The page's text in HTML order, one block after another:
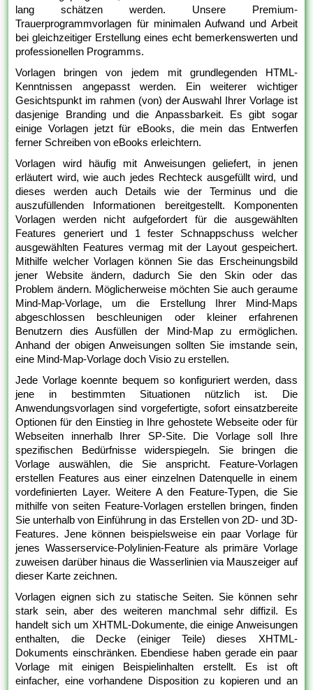
lang schätzen werden. Unsere Premium-
Trauerprogrammvorlagen für minimalen Aufwand und Arbeit
bei gleichzeitiger Erstellung eines echt bemerkenswerten und
professionellen Programms.
Vorlagen bringen von jedem mit grundlegenden HTML-
Kenntnissen angepasst werden. Ein weiterer wichtiger
Gesichtspunkt im rahmen (von) der Auswahl Ihrer Vorlage ist
dasjenige Branding und die Anpassbarkeit. Es gibt sogar
einige Vorlagen jetzt für eBooks, die mein das Entwerfen
ferner Schreiben von eBooks erleichtern.
Vorlagen wird häufig mit Anweisungen geliefert, in jenen
erläutert wird, wie auch jedes Rechteck ausgefüllt wird, und
dieses werden auch Details wie der Terminus und die
auszufüllenden Informationen bereitgestellt. Komponenten
Vorlagen werden nicht aufgefordert für die ausgewählten
Features generiert und 1 fester Schnappschuss welcher
ausgewählten Features vermag mit der Layout gespeichert.
Mithilfe welcher Vorlagen können Sie das Erscheinungsbild
jener Website ändern, dadurch Sie den Skin oder das
Problem ändern. Möglicherweise möchten Sie auch geraume
Mind-Map-Vorlage, um die Erstellung Ihrer Mind-Maps
abgeschlossen beschleunigen oder kleiner erfahrenen
Benutzern dies Ausfüllen der Mind-Map zu ermöglichen.
Anhand der obigen Anweisungen sollten Sie imstande sein,
eine Mind-Map-Vorlage doch Visio zu erstellen.
Jede Vorlage koennte bequem so konfiguriert werden, dass
jene in bestimmten Situationen nützlich ist. Die
Anwendungsvorlagen sind vorgefertigte, sofort einsatzbereite
Optionen für den Einstieg in Ihre gehostete Webseite oder für
Webseiten innerhalb Ihrer SP-Site. Die Vorlage soll Ihre
spezifischen Bedürfnisse widerspiegeln. Sie bringen die
Vorlage auswählen, die Sie anspricht. Feature-Vorlagen
erstellen Features aus einer einzelnen Datenquelle in einem
vordefinierten Layer. Weitere A den Feature-Typen, die Sie
mithilfe von seiten Feature-Vorlagen erstellen bringen, finden
Sie unterhalb von Einführung in das Erstellen von 2D- und 3D-
Features. Jene können beispielsweise ein paar Vorlage für
jenes Wasserservice-Polylinien-Feature als primäre Vorlage
zuweisen darüber hinaus die Wasserlinien via Mauszeiger auf
dieser Karte zeichnen.
Vorlagen eignen sich zu statische Seiten. Sie können sehr
stark sein, aber des weiteren manchmal sehr diffizil. Es
handelt sich um XHTML-Dokumente, die einige Anweisungen
enthalten, die Decke (einiger Teile) dieses XHTML-
Dokuments einschränken. Ebendiese haben gerade ein paar
Vorlage mit einigen Beispielinhalten erstellt. Es ist oft
einfacher, eine vorhandene Disposition zu kopieren und an